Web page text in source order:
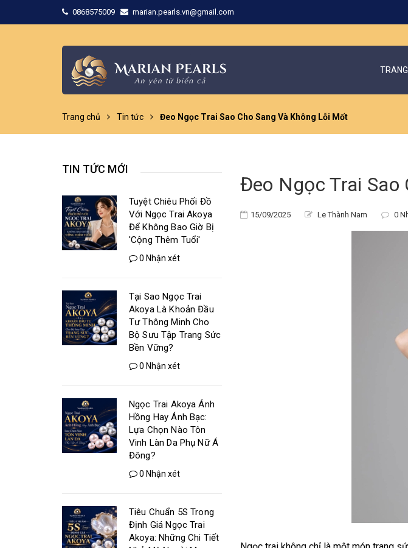
0868575009 marian.pearls.vn@gmail.com
Trang chủ Tin tức Đeo Ngọc Trai Sao Cho Sang Và Không Lỗi Mốt
Đeo Ngọc Trai Sao
15/09/2025 Le Thành Nam 0
TIN TỨC MỚI
Tuyệt Chiêu Phối Đồ
Với Ngọc Trai Akoya
Để Không Bao Giờ Bị
'Cộng Thêm Tuổi'
0 Nhận xét
Tại Sao Ngọc Trai
Akoya Là Khoản Đầu
Tư Thông Minh Cho
Bộ Sưu Tập Trang Sức
Bền Vững?
0 Nhận xét
Ngọc Trai Akoya Ánh
Hồng Hay Ánh Bạc:
Lựa Chọn Nào Tôn
Vinh Làn Da Phụ Nữ Á
Đông?
0 Nhận xét
Tiêu Chuẩn 5S Trong
Định Giá Ngọc Trai
Akoya: Những Chi Tiết